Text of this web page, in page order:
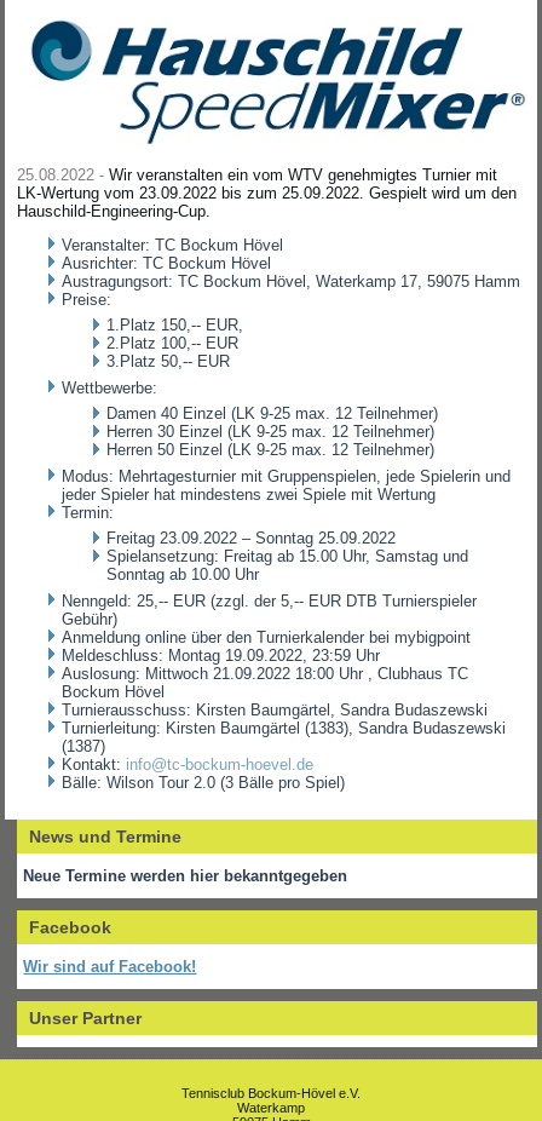
25.08.2022 - Wir veranstalten ein vom WTV genehmigtes Turnier mit
LK-Wertung vom 23.09.2022 bis zum 25.09.2022. Gespielt wird um den
Hauschild-Engineering-Cup.
Veranstalter: TC Bockum Hövel
Ausrichter: TC Bockum Hövel
Austragungsort: TC Bockum Hövel, Waterkamp 17, 59075 Hamm
Preise:
1.Platz 150,-- EUR,
2.Platz 100,-- EUR
3.Platz 50,-- EUR
Wettbewerbe:
Damen 40 Einzel (LK 9-25 max. 12 Teilnehmer)
Herren 30 Einzel (LK 9-25 max. 12 Teilnehmer)
Herren 50 Einzel (LK 9-25 max. 12 Teilnehmer)
Modus: Mehrtagesturnier mit Gruppenspielen, jede Spielerin und
jeder Spieler hat mindestens zwei Spiele mit Wertung
Termin:
Freitag 23.09.2022 – Sonntag 25.09.2022
Spielansetzung: Freitag ab 15.00 Uhr, Samstag und
Sonntag ab 10.00 Uhr
Nenngeld: 25,-- EUR (zzgl. der 5,-- EUR DTB Turnierspieler
Gebühr)
Anmeldung online über den Turnierkalender bei mybigpoint
Meldeschluss: Montag 19.09.2022, 23:59 Uhr
Auslosung: Mittwoch 21.09.2022 18:00 Uhr , Clubhaus TC
Bockum Hövel
Turnierausschuss: Kirsten Baumgärtel, Sandra Budaszewski
Turnierleitung: Kirsten Baumgärtel (1383), Sandra Budaszewski
(1387)
Kontakt: info@tc-bockum-hoevel.de
Bälle: Wilson Tour 2.0 (3 Bälle pro Spiel)
News und Termine
Neue Termine werden hier bekanntgegeben
Facebook
Wir sind auf Facebook!
Unser Partner
Tennisclub Bockum-Hövel e.V.
Waterkamp